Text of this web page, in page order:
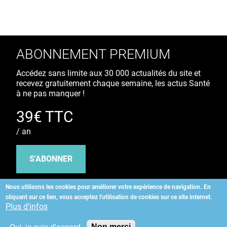
Nous utilisons les cookies pour améliorer votre expérience de navigation. En
cliquant sur ce lien, vous acceptez l'utilisation de cookies sur ce site internet.
Plus d'infos
ABONNEMENT PREMIUM
Accédez sans limite aux 30 000 actualités du site et
recevez gratuitement chaque semaine, les actus Santé
à ne pas manquer !
39€ TTC
/ an
S'ABONNER
Copyright©2026 ALLIEDHEALTH